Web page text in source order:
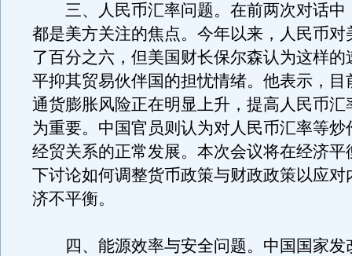
三、人民币汇率问题。在前两次对话中
都是美方关注的焦点。今年以来，人民币对
了百分之六，但美国财长保尔森认为这样的
平抑其贸易伙伴国的担忧情绪。他表示，目
通货膨胀风险正在明显上升，提高人民币汇
为重要。中国官员则认为对人民币汇率等炒
经贸关系的正常发展。本次会议将在经济平
下讨论如何调整货币政策与财政政策以应对
济不平衡。
四、能源效率与安全问题。中国国家发